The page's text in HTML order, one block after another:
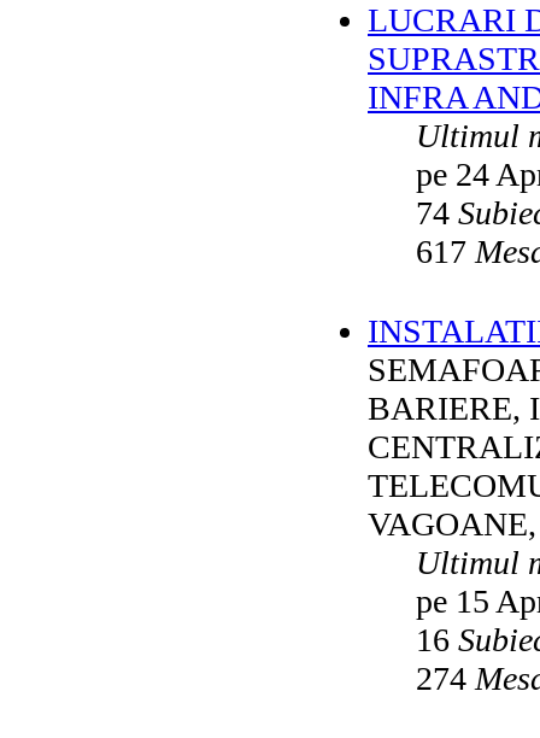
LUCRARI
INFRA
Ultimul
pe 24
74
617
BARIERE,
Ultimul
pe 15
16
274